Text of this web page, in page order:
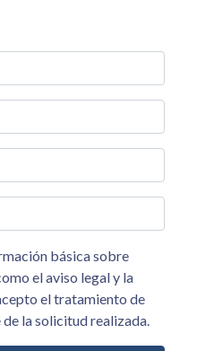
la solicitud realizada.